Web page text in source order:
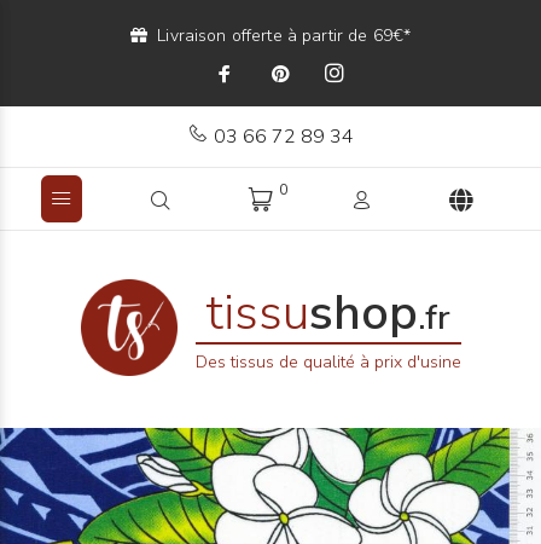
Livraison offerte à partir de 69€*
03 66 72 89 34
0
tissushop.fr
Des tissus de qualité à prix d'usine